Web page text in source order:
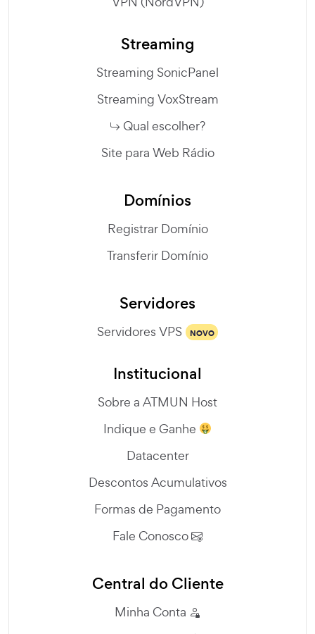
Streaming
Streaming SonicPanel
Streaming VoxStream
Qual escolher?
Site para Web Rádio
Domínios
Registrar Domínio
Transferir Domínio
Servidores
Servidores VPS NOVO
Institucional
Sobre a ATMUN Host
Indique e Ganhe
Datacenter
Descontos Acumulativos
Formas de Pagamento
Fale Conosco
Central do Cliente
Minha Conta